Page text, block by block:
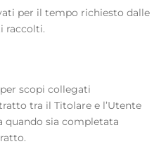
per il tempo richiesto dalle
raccolti.
scopi collegati
tra il Titolare e l’Utente
quando sia completata